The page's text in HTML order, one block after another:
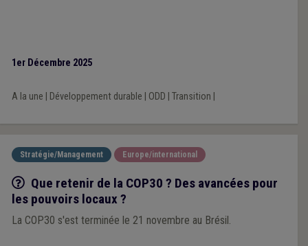
1er Décembre 2025
A la une Développement durable ODD Transition
Stratégie/Management Europe/international
Q/R
Que retenir de la COP30 ? Des avancées pour
les pouvoirs locaux ?
La COP30 s'est terminée le 21 novembre au Brésil.